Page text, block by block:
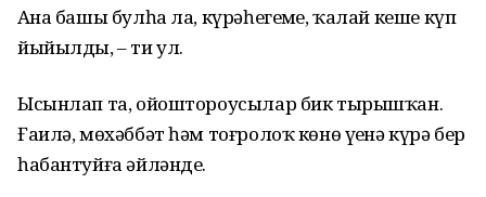
Аҙна башы булһа ла, күрәһегеҙме, ҡалай кеше күп
йыйылды, – ти ул.
Ысынлап та, ойоштороусылар бик тырышҡан.
Ғаилә, мөхәббәт һәм тоғролоҡ көнө үҙенә күрә бер
һабантуйға әйләнде.